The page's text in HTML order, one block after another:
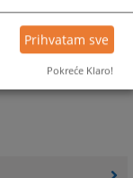
Prihvatam sve
Pokreće Klaro!